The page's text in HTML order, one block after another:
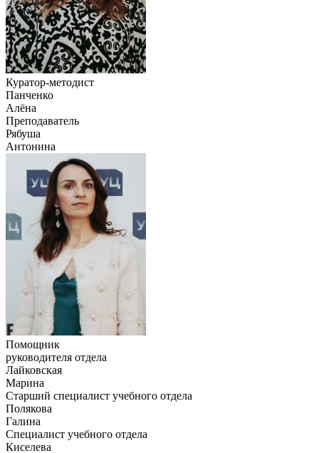
Куратор-методист
Панченко
Алёна
Преподаватель
Рябуша
Антонина
Помощник
руководителя отдела
Лайковская
Марина
Старший специалист учебного отдела
Полякова
Галина
Специалист учебного отдела
Киселева